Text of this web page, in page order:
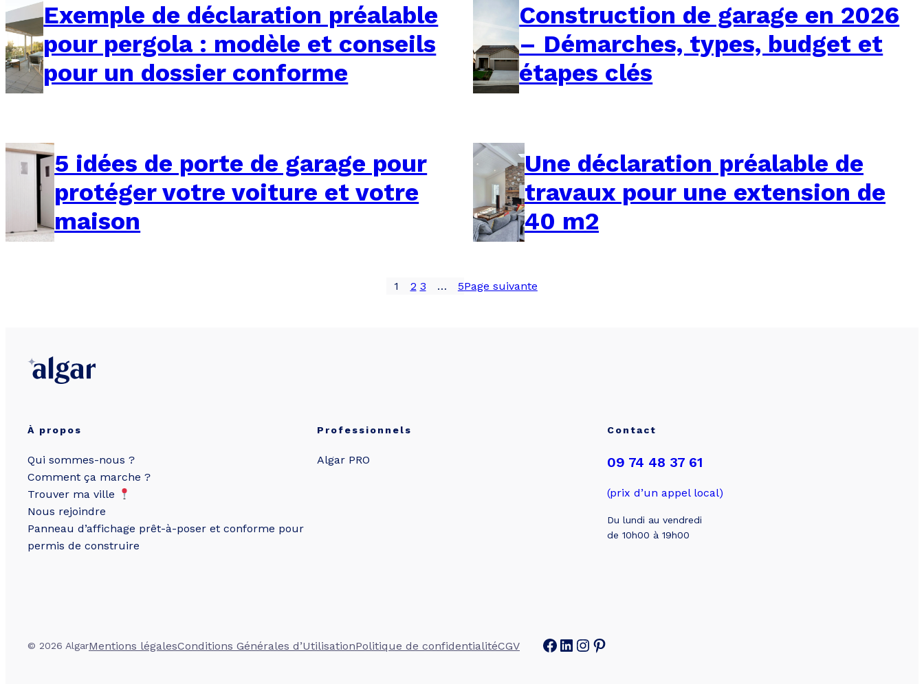
Exemple de déclaration préalable
pour pergola : modèle et conseils
pour un dossier conforme
Construction de garage en 2026
– Démarches, types, budget et
étapes clés
5 idées de porte de garage pour
protéger votre voiture et votre
maison
Une déclaration préalable de
travaux pour une extension de
40 m2
1 2 3 … 5Page suivante
À propos
Qui sommes-nous ?
Comment ça marche ?
Trouver ma ville
Nous rejoindre
Panneau d’affichage prêt-à-poser et conforme pour
permis de construire
Professionnels
Algar PRO
Contact
09 74 48 37 61
(prix d’un appel local)
Du lundi au vendredi
de 10h00 à 19h00
© 2026 AlgarMentions légalesConditions Générales d’UtilisationPolitique de confidentialitéCGV Facebook
LinkedIn
Instagram
Pinterest